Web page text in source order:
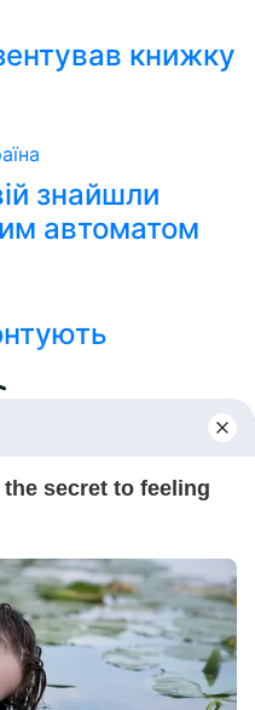
книжку
знайшли
автоматом
Тема:Newsesза